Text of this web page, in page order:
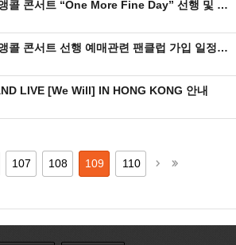
[콘서트] 2015 정용화 앵콜 콘서트 “One More Fine Day” 선행 및 일반 예매 안내
[콘서트] 2015 정용화 앵콜 콘서트 선행 예매관련 팬클럽 가입 일정 안내
LIVE [We Will] IN HONG KONG 안내
107 108 109 110